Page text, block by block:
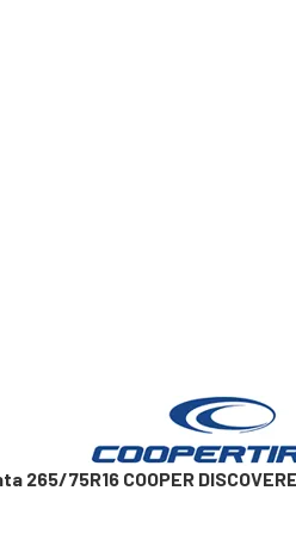
265/75R16 COOPER